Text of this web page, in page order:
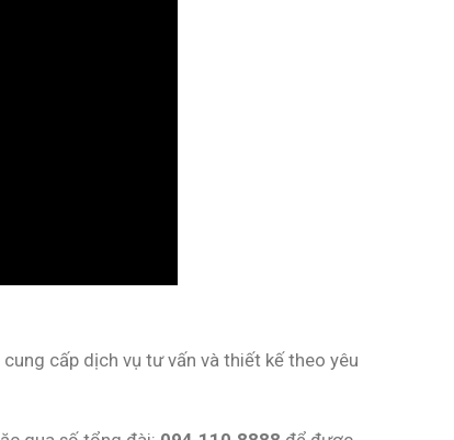
cấp dịch vụ tư vấn và thiết kế theo yêu